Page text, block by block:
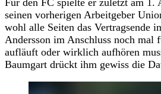
seinen vorherigen Arbeitgeber
wohl alle Seiten das Vertragsende
Andersson im Anschluss noch mal
aufläuft oder wirklich aufhören
Baumgart drückt ihm gewiss die